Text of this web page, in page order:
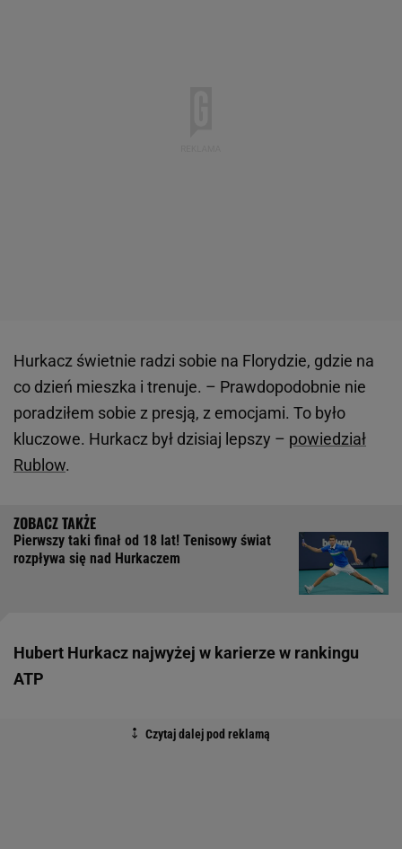
Hurkacz świetnie radzi sobie na Florydzie, gdzie na
co dzień mieszka i trenuje. – Prawdopodobnie nie
poradziłem sobie z presją, z emocjami. To było
kluczowe. Hurkacz był dzisiaj lepszy – powiedział
Rublow.
Pierwszy taki finał od 18 lat! Tenisowy świat
rozpływa się nad Hurkaczem
Hubert Hurkacz najwyżej w karierze w rankingu
ATP